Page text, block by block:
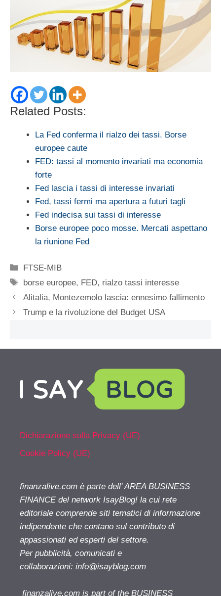
Related Posts:
La Fed conferma il rialzo dei tassi. Borse
europee caute
FED: tassi al momento invariati ma economia
forte
Fed lascia i tassi di interesse invariati
Fed, tassi fermi ma apertura a futuri tagli
Fed indecisa sui tassi di interesse
Borse europee poco mosse. Mercati aspettano
la riunione Fed
Categorie
FTSE-MIB
Tag
borse europee, FED, rialzo tassi interesse
Alitalia, Montezemolo lascia: ennesimo fallimento
Trump e la rivoluzione del Budget USA
Dichiarazione sulla Privacy (UE)
Cookie Policy (UE)
finanzalive.com è parte dell' AREA BUSINESS
FINANCE del network IsayBlog! la cui rete
editoriale comprende siti tematici di informazione
indipendente che contano sul contributo di
appassionati ed esperti del settore.
Per pubblicità, comunicati e
collaborazioni: info@isayblog.com
finanzalive.com is part of the BUSINESS